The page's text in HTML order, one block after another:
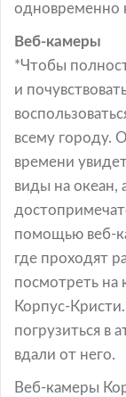
одновременно
Веб-камеры
*Чтобы
и
всему городу.
времени
виды на океан,
помощью веб-
где проходят
посмотреть на
Корпус-
погрузиться в
вдали от него.
Веб-камеры